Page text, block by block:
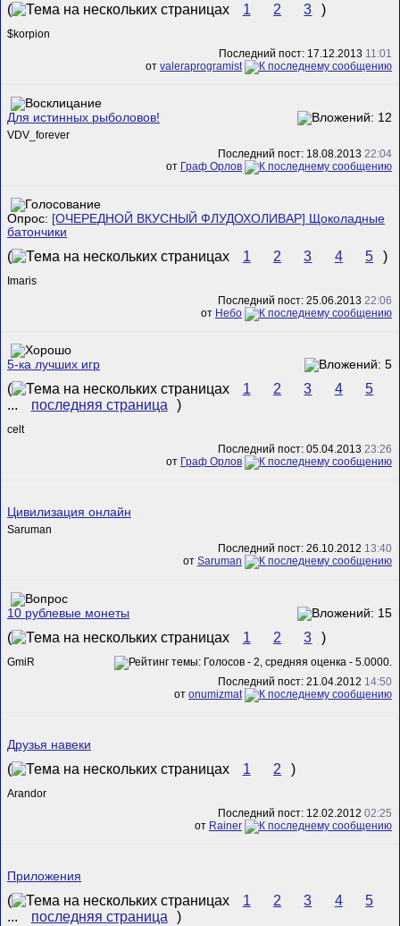
( 1 2 3 )
$korpion
Последний пост: 17.12.2013 11:01
от valeraprogramist
Для истинных рыболовов!
VDV_forever
Последний пост: 18.08.2013 22:04
от Граф Орлов
Опрос: [ОЧЕРЕДНОЙ ВКУСНЫЙ ФЛУДОХОЛИВАР] Щоколадные
батончики
( 1 2 3 4 5 )
Imaris
Последний пост: 25.06.2013 22:06
от Небо
5-ка лучших игр
( 1 2 3 4
5
...
последняя страница )
celt
Последний пост: 05.04.2013 23:26
от Граф Орлов
Цивилизация онлайн
Saruman
Последний пост: 26.10.2012 13:40
от Saruman
10 рублевые монеты
( 1 2 3 )
GmiR
Последний пост: 21.04.2012 14:50
от onumizmat
Друзья навеки
( 1 2 )
Arandor
Последний пост: 12.02.2012 02:25
от Rainer
Приложения
( 1 2 3 4
5
...
последняя страница )